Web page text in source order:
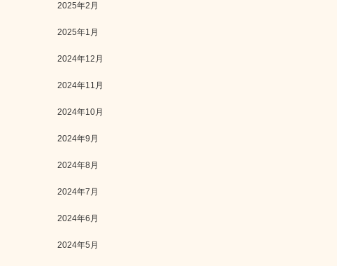
2025年2月
2025年1月
2024年12月
2024年11月
2024年10月
2024年9月
2024年8月
2024年7月
2024年6月
2024年5月